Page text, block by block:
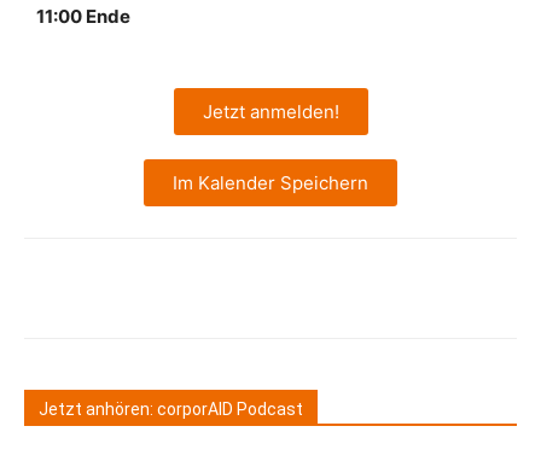
11:00 Ende
Jetzt anmelden!
Im Kalender Speichern
Jetzt anhören: corporAID Podcast